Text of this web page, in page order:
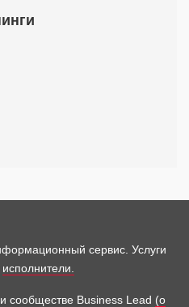
сервис. Услуги
исполнители.
Business Lead (о